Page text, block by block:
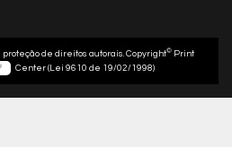
de direitos autorais. Copyright© Print
Center (Lei 9610 de 19/02/1998)